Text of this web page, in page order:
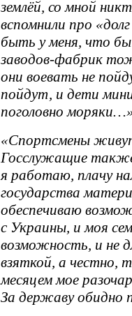
землёй, со мной
вспомнили про
быть у меня, что
заводов-фабрик
они воевать не
пойдут, и дети
поголовно
«Спортсмены
Госслужащие
я работаю, плачу
государства
обеспечиваю
с Украины, и моя
возможность, и не
взяткой, а честно,
месяцем мое
За державу обидно